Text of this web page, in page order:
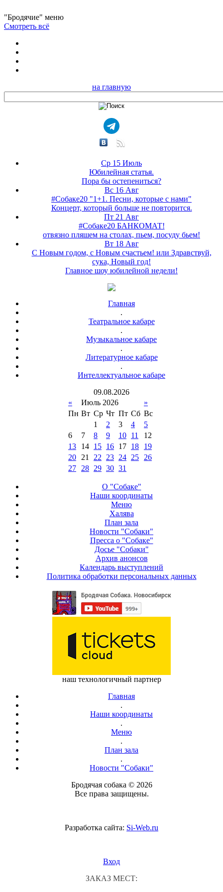
"Бродячие" меню
Смотреть всё
на главную
Ср 15 Июль
Юбилейная статья.
Пора бы остепениться?
Вс 16 Авг
#Собаке20 "1+1. Песни, которые с нами"
Концерт, который больше не повторится.
Пт 21 Авг
#Собаке20 БАНКОМАТ!
отвязно пляшем на столах, пьем, посуду бьем!
Вт 18 Авг
С Новым годом, с Новым счастьем! или Здравствуй,
сука, Новый год!
Главное шоу юбилейной недели!
Главная
.
Театральное кабаре
.
Музыкальное кабаре
.
Литературное кабаре
.
Интеллектуальное кабаре
09.08.2026
«
Июль 2026
»
Пн Вт Ср Чт Пт Сб Вс
1
2 3 4
5
6
7 8 9 10 11
12
13
14 15 16 17 18
19
20
21 22 23 24 25
26
27
28 29 30 31
О "Собаке"
Наши координаты
Меню
Халява
План зала
Новости "Собаки"
Пресса о "Собаке"
Досье "Собаки"
Архив анонсов
Календарь выступлений
Политика обработки персональных данных
наш технологичный партнер
Главная
.
Наши координаты
.
Меню
.
План зала
.
Новости "Собаки"
Бродячая собака © 2026
Все права защищены.
Разработка сайта: Si-Web.ru
Вход
ЗАКАЗ МЕСТ: